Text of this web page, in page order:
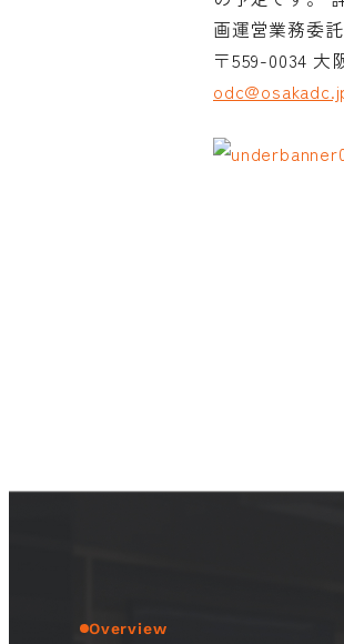
© 2026 OSAKA DESIGN CENTER.
画運営業務委
〒559-0034 大
Overview